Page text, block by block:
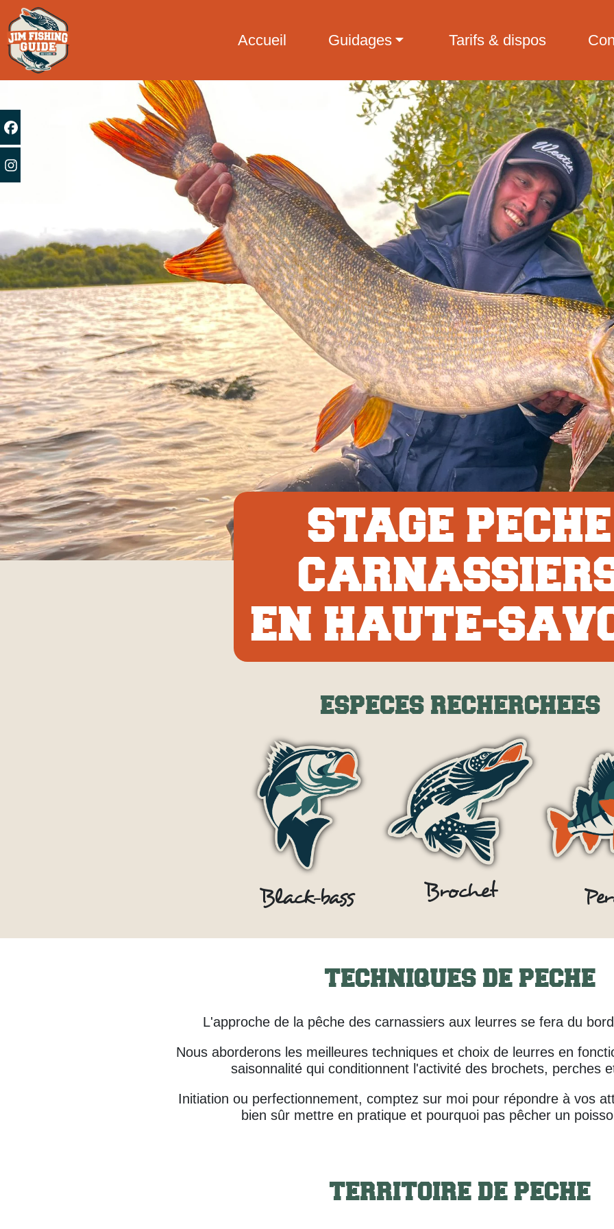
Accueil Guidages Tarifs & dispos
STAGE PECHE
EN HAUTE-
ESPECES RECHERCHEES
Black-bass Brochet
TECHNIQUES DE PECHE
L'approche de la pêche des carnassiers aux leurres se fera du
Nous aborderons les meilleures techniques et choix de leurres en
saisonnalité qui conditionnent l'activité des brochets, perches
Initiation ou perfectionnement, comptez sur moi pour répondre à vos
bien sûr mettre en pratique et pourquoi pas pêcher un
TERRITOIRE DE PECHE